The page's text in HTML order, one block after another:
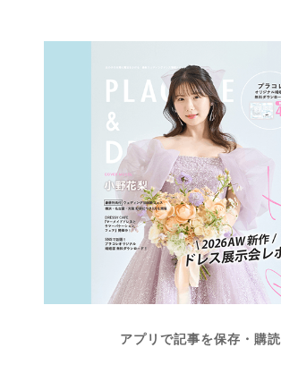
アプリで記事を保存・購読